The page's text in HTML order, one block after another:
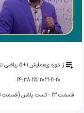
از دوره یهمایش 1+5 ریاضی تجربی آقای امینی راد
2021-11-20 14:38:25
قسمت 13 - تست پلاس (قسمت تابع)